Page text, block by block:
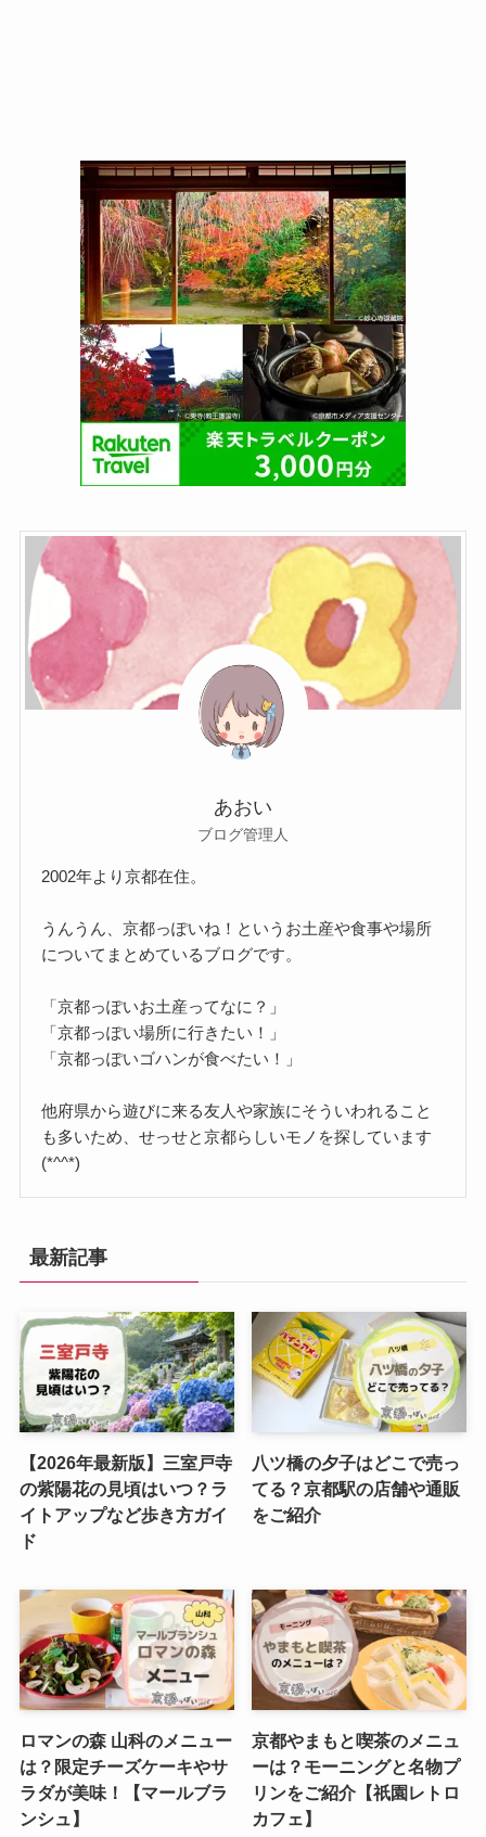
あおい
ブログ管理人
2002年より京都在住。
うんうん、京都っぽいね！というお土産や食事や場所
についてまとめているブログです。
「京都っぽいお土産ってなに？」
「京都っぽい場所に行きたい！」
「京都っぽいゴハンが食べたい！」
他府県から遊びに来る友人や家族にそういわれること
も多いため、せっせと京都らしいモノを探しています
(*^^*)
最新記事
【2026年最新版】三室戸寺
の紫陽花の見頃はいつ？ラ
イトアップなど歩き方ガイ
ド
八ツ橋の夕子はどこで売っ
てる？京都駅の店舗や通販
をご紹介
ロマンの森 山科のメニュー
は？限定チーズケーキやサ
ラダが美味！【マールブラ
ンシュ】
京都やまもと喫茶のメニュ
ーは？モーニングと名物プ
リンをご紹介【祇園レトロ
カフェ】